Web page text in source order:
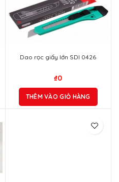
Dao rọc giấy lớn SDI 0426
₫0
THÊM VÀO GIỎ HÀNG